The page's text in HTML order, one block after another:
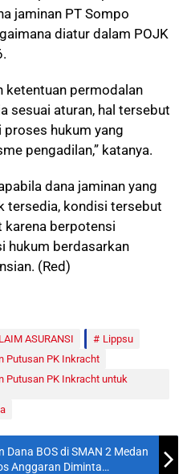
jaminan PT Sompo
diatur dalam POJK
ketentuan permodalan
sesuai aturan, hal tersebut
hukum yang
pengadilan,” katanya.
dana jaminan yang
tersedia, kondisi tersebut
karena berpotensi
hukum berdasarkan
(Red)
ASURANSI
Lippsu
Putusan PK Inkracht
Putusan PK Inkracht untuk
Dana BOS di SMAN 2 Medan
Anggaran Diminta